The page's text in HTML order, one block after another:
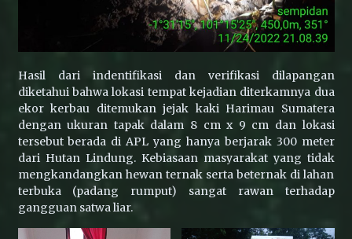
Hasil dari indentifikasi dan verifikasi dilapangan
diketahui bahwa lokasi tempat kejadian diterkamnya dua
ekor kerbau ditemukan jejak kaki Harimau Sumatera
dengan ukuran tapak dalam 8 cm x 9 cm dan lokasi
tersebut berada di APL yang hanya berjarak 300 meter
dari Hutan Lindung. Kebiasaan masyarakat yang tidak
mengkandangkan hewan ternak serta beternak di lahan
terbuka (padang rumput) sangat rawan terhadap
gangguan satwa liar.